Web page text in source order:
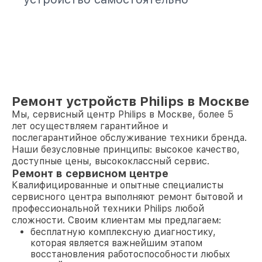
Ремонт устройств Philips в Москве
Мы, сервисный центр Philips в Москве, более 5
лет осуществляем гарантийное и
послегарантийное обслуживание техники бренда.
Наши безусловные принципы: высокое качество,
доступные цены, высококлассный сервис.
Ремонт в сервисном центре
Квалифицированные и опытные специалисты
сервисного центра выполняют ремонт бытовой и
профессиональной техники Philips любой
сложности. Своим клиентам мы предлагаем:
бесплатную комплексную диагностику,
которая является важнейшим этапом
восстановления работоспособности любых